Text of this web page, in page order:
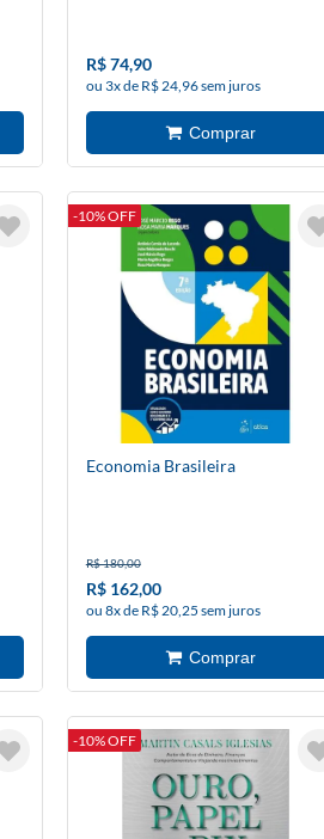
R$ 74,90
ou 3x de R$ 24,96 sem juros
-10% OFF
Economia Brasileira
R$ 180,00
R$ 162,00
ou 8x de R$ 20,25 sem juros
-10% OFF